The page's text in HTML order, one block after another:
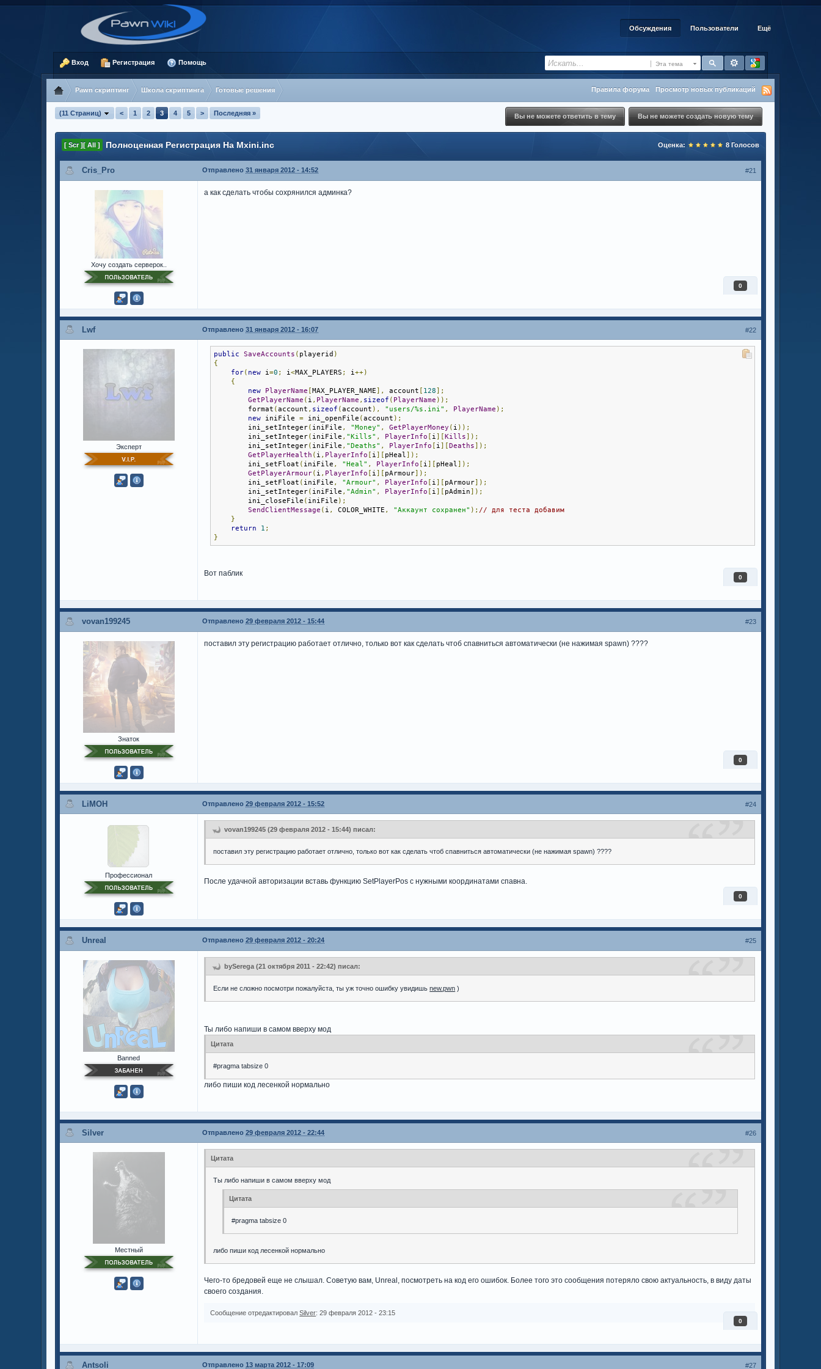
Обсуждения Пользователи Ещё
Эта тема
Вход Регистрация Помощь
Pawn скриптинг Школа скриптинга Готовые решения Правила форума Просмотр новых публикаций
(11 Страниц) < 1 2 3 4 5 > Последняя » Вы не можете создать новую тему
Вы не можете ответить в тему
[ Scr ][ All ] Полноценная Регистрация На Mxini.inc Оценка: 8Голосов
#21
Cris_Pro Отправлено31 января 2012 - 14:52
Хочу создать серверок..
а как сделать чтобы сохрянился админка?
0
#22
Lwf Отправлено31 января 2012 - 16:07
Эксперт
public SaveAccounts ( playerid )
{
for( new i=0 ; i<MAX_PLAYERS ; i++)
{
new
PlayerName [MAX_PLAYER_NAME], account [ 128];
GetPlayerName ( i , PlayerName , sizeof ( PlayerName ));
format (account , sizeof (account ), "users/%s.ini" , PlayerName );
new iniFile = ini_openFile (account );
ini_setInteger( iniFile , "Money" , GetPlayerMoney ( i ));
ini_setInteger( iniFile , "Kills" , PlayerInfo [ i][Kills]);
ini_setInteger( iniFile , "Deaths" , PlayerInfo [ i][Deaths]);
GetPlayerHealth ( i , PlayerInfo [ i][ pHeal]);
ini_setFloat ( iniFile , "Heal" , PlayerInfo [ i][ pHeal]);
GetPlayerArmour( i , PlayerInfo [ i][ pArmour]);
ini_setFloat ( iniFile , "Armour" , PlayerInfo [ i][ pArmour]);
ini_setInteger( iniFile , "Admin" , PlayerInfo [ i][ pAdmin]);
ini_closeFile ( iniFile );
SendClientMessage ( i , COLOR_WHITE , "Аккаунт сохранен" ); // для теста добавим
}
return
1 ;
}
Вот паблик 0
#23
vovan199245 Отправлено29 февраля 2012 - 15:44
Знаток
поставил эту регистрацию работает отлично, только вот как сделать чтоб спавниться автоматически (не нажимая spawn) ????
0
#24
LiMOH Отправлено29 февраля 2012 - 15:52
Профессионал
vovan199245 (29 февраля 2012 - 15:44) писал:
поставил эту регистрацию работает отлично, только вот как сделать чтоб спавниться автоматически (не нажимая spawn) ????
После удачной авторизации вставь функцию SetPlayerPos с нужными координатами спавна.
0
#25
Unreal Отправлено29 февраля 2012 - 20:24
Banned
bySerega (21 октября 2011 - 22:42) писал:
Если не сложно посмотри пожалуйста, ты уж точно ошибку увидишьnew.pwn )
Ты либо напиши в самом вверху мод
Цитата
#pragma tabsize 0
либо пиши код лесенкой нормально
#26
Silver Отправлено29 февраля 2012 - 22:44
Местный
Цитата
Ты либо напиши в самом вверху мод
Цитата
#pragma tabsize 0
либо пиши код лесенкой нормально
Чего-то бредовей еще не слышал. Советую вам, Unreal, посмотреть на код его ошибок. Более того это сообщения потеряло свою актуальность, в виду даты
своего создания.
Сообщение отредактировалSilver: 29 февраля 2012 - 23:15
0
#27
Antsoli Отправлено13 марта 2012 - 17:09